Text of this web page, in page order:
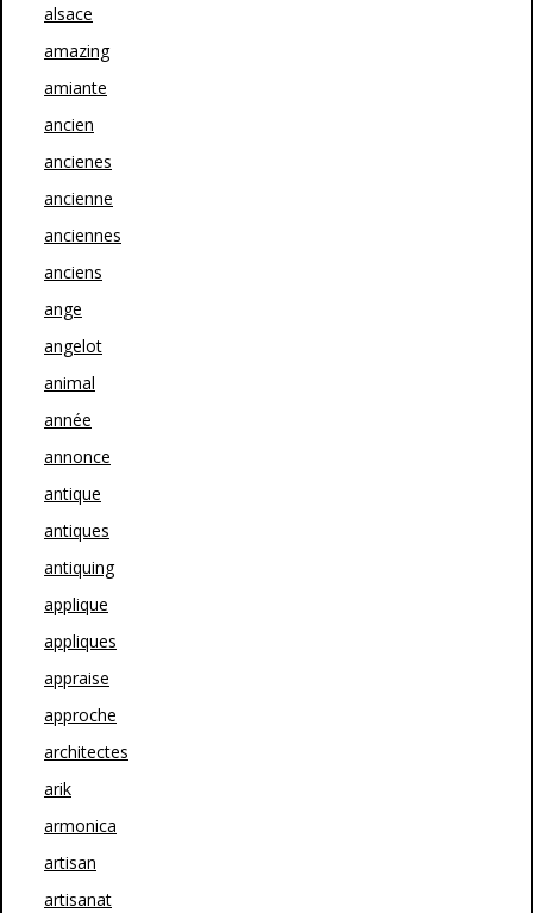
alsace
amazing
amiante
ancien
ancienes
ancienne
anciennes
anciens
ange
angelot
animal
année
annonce
antique
antiques
antiquing
applique
appliques
appraise
approche
architectes
arik
armonica
artisan
artisanat